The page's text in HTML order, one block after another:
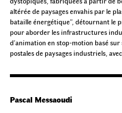
altérée de paysages envahis par le
bataille énergétique”, détournant le
pour aborder les infrastructures
d’animation en stop-motion basé
postales de paysages industriels,
Pascal Messaoudi